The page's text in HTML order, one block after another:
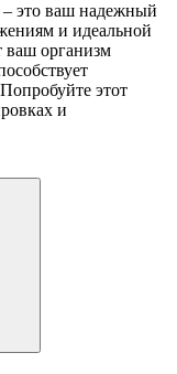
– это ваш надежный
и идеальной
ваш организм
этот
и